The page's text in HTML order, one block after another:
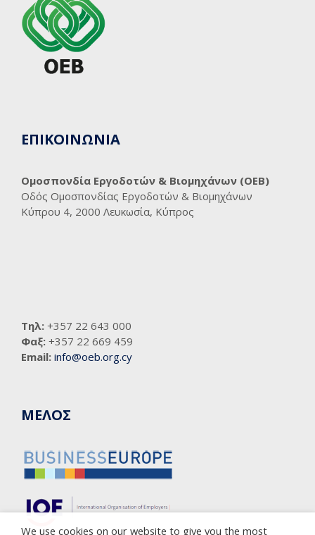
ΕΠΙΚΟΙΝΩΝΙΑ
Ομοσπονδία Εργοδοτών & Βιομηχάνων (ΟΕΒ)
Οδός Ομοσπονδίας Εργοδοτών & Βιομηχάνων
Κύπρου 4, 2000 Λευκωσία, Κύπρος
Τηλ: +357 22 643 000
Φαξ: +357 22 669 459
Email: info@oeb.org.cy
ΜΕΛΟΣ
We use cookies on our website to give you the most